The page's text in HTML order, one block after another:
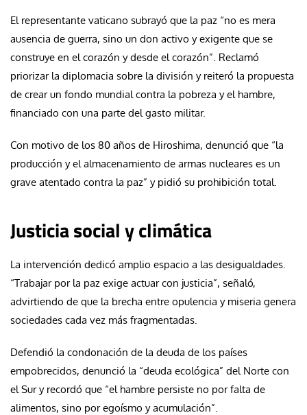
El representante vaticano subrayó que la paz “no es mera
ausencia de guerra, sino un don activo y exigente que se
construye en el corazón y desde el corazón”. Reclamó
priorizar la diplomacia sobre la división y reiteró la propuesta
de crear un fondo mundial contra la pobreza y el hambre,
financiado con una parte del gasto militar.
Con motivo de los 80 años de Hiroshima, denunció que “la
producción y el almacenamiento de armas nucleares es un
grave atentado contra la paz” y pidió su prohibición total.
Justicia social y climática
La intervención dedicó amplio espacio a las desigualdades.
“Trabajar por la paz exige actuar con justicia”, señaló,
advirtiendo de que la brecha entre opulencia y miseria genera
sociedades cada vez más fragmentadas.
Defendió la condonación de la deuda de los países
empobrecidos, denunció la “deuda ecológica” del Norte con
el Sur y recordó que “el hambre persiste no por falta de
alimentos, sino por egoísmo y acumulación”.